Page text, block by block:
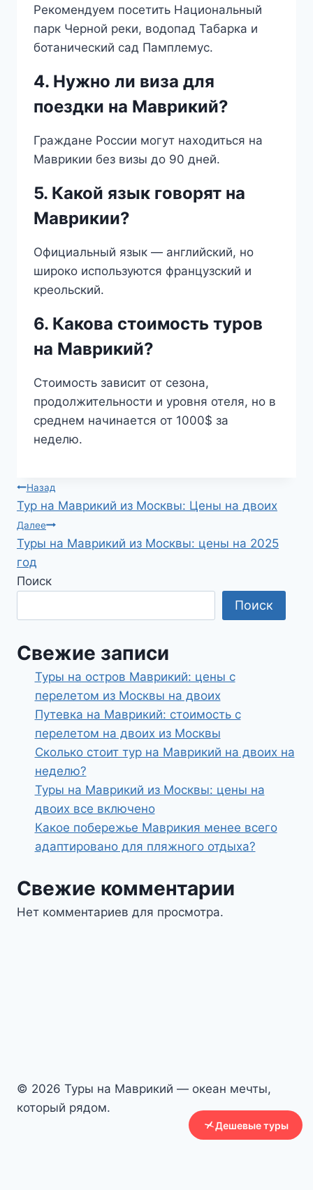
Рекомендуем посетить Национальный
парк Черной реки, водопад Табарка и
ботанический сад Памплемус.
4. Нужно ли виза для
поездки на Маврикий?
Граждане России могут находиться на
Маврикии без визы до 90 дней.
5. Какой язык говорят на
Маврикии?
Официальный язык — английский, но
широко используются французский и
креольский.
6. Какова стоимость туров
на Маврикий?
Стоимость зависит от сезона,
продолжительности и уровня отеля, но в
среднем начинается от 1000$ за
неделю.
Навигация
по
записям
Назад
Тур на Маврикий из Москвы: Цены на двоих
Далее
Туры на Маврикий из Москвы: цены на 2025
год
Поиск
Поиск
Свежие записи
Туры на остров Маврикий: цены с
перелетом из Москвы на двоих
Путевка на Маврикий: стоимость с
перелетом на двоих из Москвы
Сколько стоит тур на Маврикий на двоих на
неделю?
Туры на Маврикий из Москвы: цены на
двоих все включено
Какое побережье Маврикия менее всего
адаптировано для пляжного отдыха?
Свежие комментарии
Нет комментариев для просмотра.
© 2026 Туры на Маврикий — океан мечты,
который рядом.
Дешевые туры